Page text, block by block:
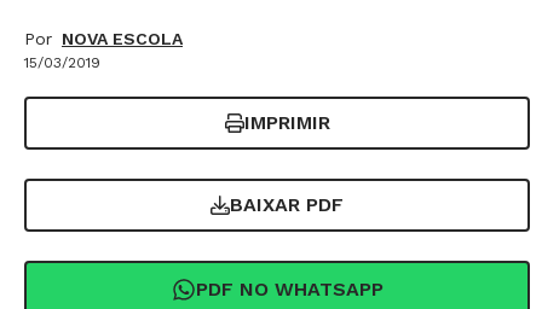
Por NOVA ESCOLA
15/03/2019
IMPRIMIR
BAIXAR PDF
PDF NO WHATSAPP